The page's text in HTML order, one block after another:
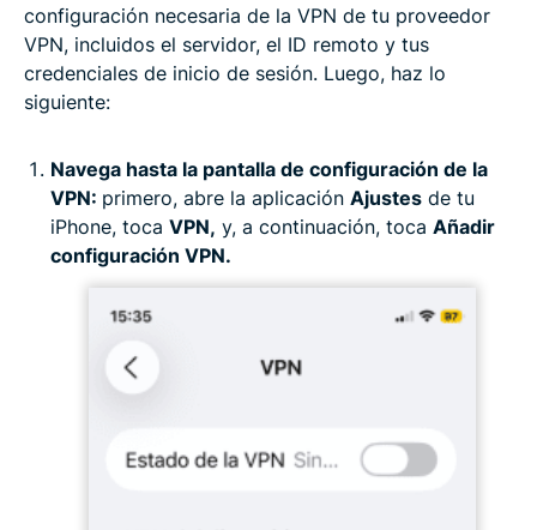
configuración necesaria de la VPN de tu proveedor
VPN, incluidos el servidor, el ID remoto y tus
credenciales de inicio de sesión. Luego, haz lo
siguiente:
Navega hasta la pantalla de configuración de la
VPN: primero, abre la aplicación Ajustes de tu
iPhone, toca VPN, y, a continuación, toca Añadir
configuración VPN.